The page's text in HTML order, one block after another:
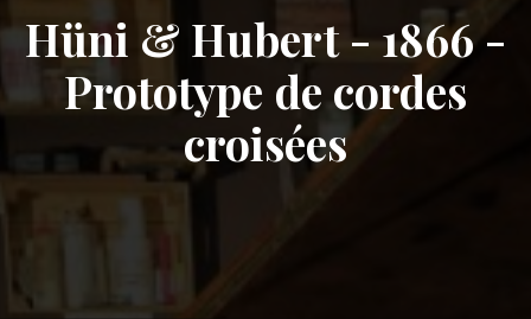
Hüni & Hubert - 1866 -
Prototype de cordes
croisées